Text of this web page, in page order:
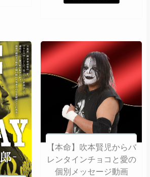
【本命】吹本賢児からバ
レンタインチョコと愛の
個別メッセージ動画